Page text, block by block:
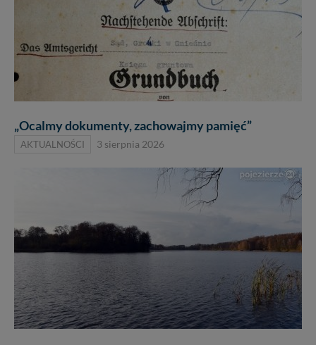
„Ocalmy dokumenty, zachowajmy pamięć”
AKTUALNOŚCI 3 sierpnia 2026